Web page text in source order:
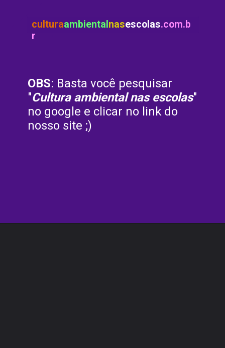
culturaambiental nasescolas.com.b
r
OBS: Basta você pesquisar
"Cultura ambiental nas escolas"
no google e clicar no link do
nosso site ;)